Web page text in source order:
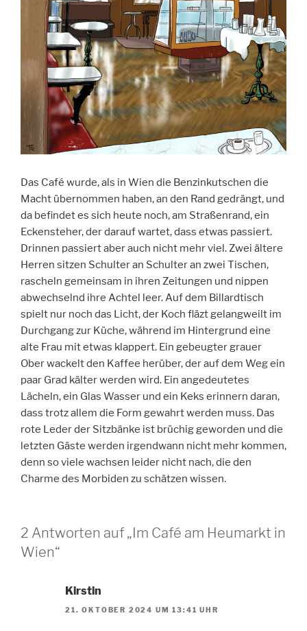
Das Café wurde, als in Wien die Benzinkutschen die
Macht übernommen haben, an den Rand gedrängt, und
da befindet es sich heute noch, am Straßenrand, ein
Eckensteher, der darauf wartet, dass etwas passiert.
Drinnen passiert aber auch nicht mehr viel. Zwei ältere
Herren sitzen Schulter an Schulter an zwei Tischen,
rascheln gemeinsam in ihren Zeitungen und nippen
abwechselnd ihre Achtel leer. Auf dem Billardtisch
spielt nur noch das Licht, der Koch fläzt gelangweilt im
Durchgang zur Küche, während im Hintergrund eine
alte Frau mit etwas klappert. Ein gebeugter grauer
Ober wackelt den Kaffee herüber, der auf dem Weg ein
paar Grad kälter werden wird. Ein angedeutetes
Lächeln, ein Glas Wasser und ein Keks erinnern daran,
dass trotz allem die Form gewahrt werden muss. Das
rote Leder der Sitzbänke ist brüchig geworden und die
letzten Gäste werden irgendwann nicht mehr kommen,
denn so viele wachsen leider nicht nach, die den
Charme des Morbiden zu schätzen wissen.
2 Antworten auf „Im Café am Heumarkt in
Wien“
Kirstin
21. OKTOBER 2024 UM 13:41 UHR